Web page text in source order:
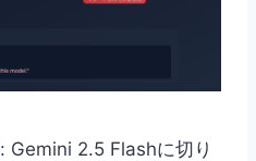
: Gemini 2.5 Flashに切り